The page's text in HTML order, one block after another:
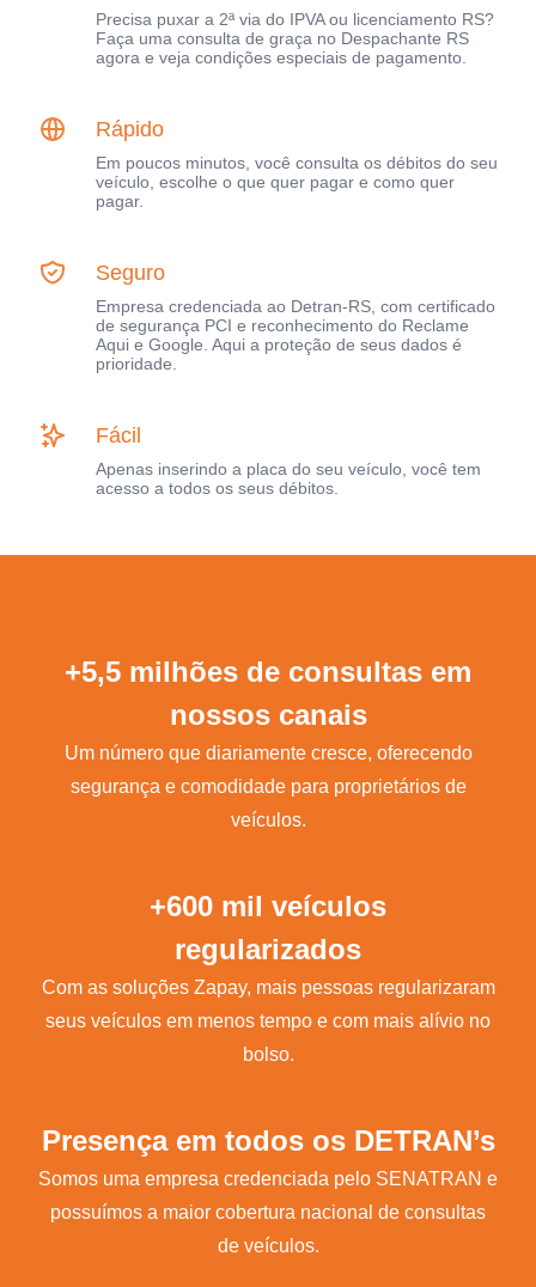
Precisa puxar a 2ª via do IPVA ou licenciamento RS?
Faça uma consulta de graça no Despachante RS
agora e veja condições especiais de pagamento.
Rápido
Em poucos minutos, você consulta os débitos do seu
veículo, escolhe o que quer pagar e como quer
pagar.
Seguro
Empresa credenciada ao Detran-RS, com certificado
de segurança PCI e reconhecimento do Reclame
Aqui e Google. Aqui a proteção de seus dados é
prioridade.
Fácil
Apenas inserindo a placa do seu veículo, você tem
acesso a todos os seus débitos.
+5,5 milhões de consultas em
nossos canais
Um número que diariamente cresce, oferecendo
segurança e comodidade para proprietários de
veículos.
+600 mil veículos
regularizados
Com as soluções Zapay, mais pessoas regularizaram
seus veículos em menos tempo e com mais alívio no
bolso.
Presença em todos os DETRAN’s
Somos uma empresa credenciada pelo SENATRAN e
possuímos a maior cobertura nacional de consultas
de veículos.